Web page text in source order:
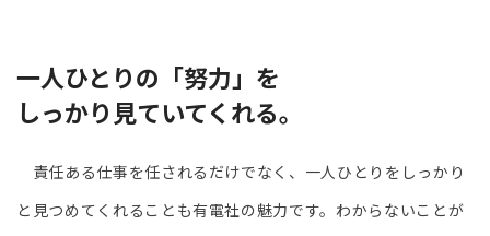
一人ひとりの「努力」を
しっかり見ていてくれる。
責任ある仕事を任されるだけでなく、一人ひとりをしっかり
と見つめてくれることも有電社の魅力です。わからないことが